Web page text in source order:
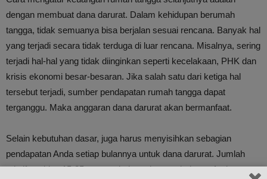
dengan membuat dana darurat. Dalam kehidupan berumah
tangga, tidak semuanya bisa berjalan sesuai rencana. Banyak hal
yang terjadi secara tidak terduga di luar rencana. Misalnya, sering
terjadi hal-hal yang tidak diinginkan seperti kecelakaan, PHK dan
krisis ekonomi besar-besaran. Jika salah satu dari ketiga hal
tersebut terjadi, sumber pendapatan rumah tangga dapat
terganggu. Maka anggaran dana darurat akan bermanfaat.
Selain kebutuhan dasar, juga harus menyisihkan sebagian
pendapatan Anda setiap bulannya untuk dana darurat. Jumlah
relatifnya bisa 15-25 persen dari pendapatan bulanan Anda.